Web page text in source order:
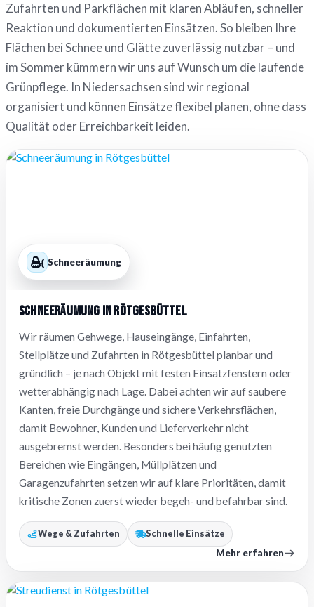
Zufahrten und Parkflächen mit klaren Abläufen, schneller
Reaktion und dokumentierten Einsätzen. So bleiben Ihre
Flächen bei Schnee und Glätte zuverlässig nutzbar – und
im Sommer kümmern wir uns auf Wunsch um die laufende
Grünpflege. In Niedersachsen sind wir regional
organisiert und können Einsätze flexibel planen, ohne dass
Qualität oder Erreichbarkeit leiden.
Schneeräumung
Schneeräumung in Rötgesbüttel
Wir räumen Gehwege, Hauseingänge, Einfahrten,
Stellplätze und Zufahrten in Rötgesbüttel planbar und
gründlich – je nach Objekt mit festen Einsatzfenstern oder
wetterabhängig nach Lage. Dabei achten wir auf saubere
Kanten, freie Durchgänge und sichere Verkehrsflächen,
damit Bewohner, Kunden und Lieferverkehr nicht
ausgebremst werden. Besonders bei häufig genutzten
Bereichen wie Eingängen, Müllplätzen und
Garagenzufahrten setzen wir auf klare Prioritäten, damit
kritische Zonen zuerst wieder begeh- und befahrbar sind.
Wege & Zufahrten Schnelle Einsätze
Mehr erfahren